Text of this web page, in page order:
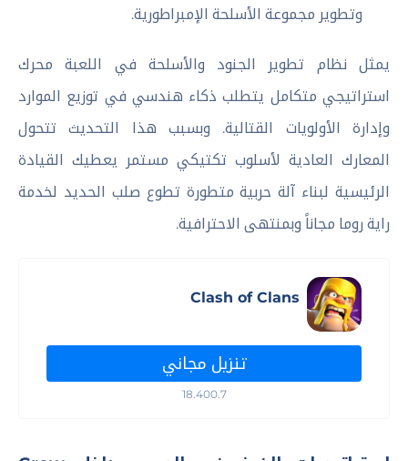
وتطوير مجموعة الأسلحة الإمبراطورية.
يمثل نظام تطوير الجنود والأسلحة في اللعبة محرك
استراتيجي متكامل يتطلب ذكاء هندسي في توزيع الموارد
وإدارة الأولويات القتالية. وبسبب هذا التحديث تتحول
المعارك العادية لأسلوب تكتيكي مستمر يعطيك القيادة
الرئيسية لبناء آلة حربية متطورة تطوع صلب الحديد لخدمة
راية روما مجاناً وبمنتهى الاحترافية.
Clash of Clans
تنزيل مجاني
18.400.7